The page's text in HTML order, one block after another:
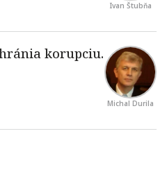
Ivan Štubňa
Michal Durila